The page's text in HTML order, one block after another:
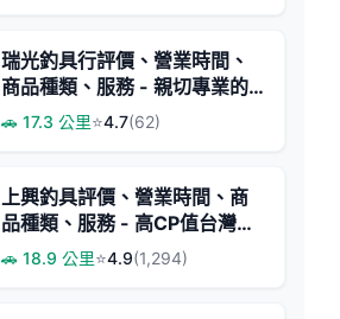
瑞光釣具行評價、營業時間、
商品種類、服務 - 親切專業的
在地釣具店
🚗 17.3 公里⭐4.7(62)
上興釣具評價、營業時間、商
品種類、服務 - 高CP值台灣品
牌釣竿專賣
🚗 18.9 公里⭐4.9(1,294)